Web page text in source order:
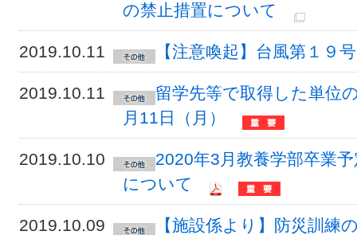
の禁止措置について
2019.10.11 【注意喚起】台風第１９
2019.10.11
留学先等で取得した単
月11日（月）
2019.10.10
2020年3月教養学部卒業
について
2019.10.09
【施設係より】防災訓練